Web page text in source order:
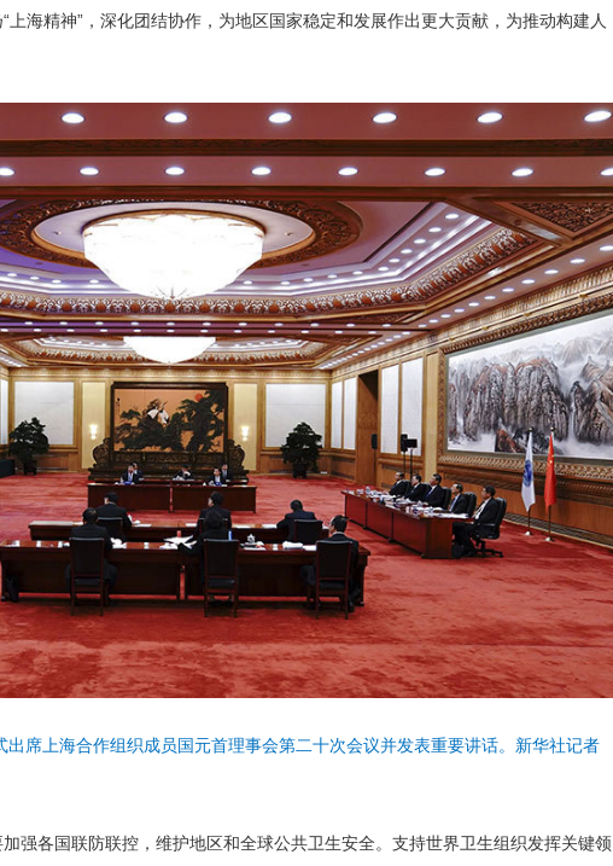
海精神”，深化团结协作，为地区国家稳定和发展作出更大贡献，为推动构建人
席上海合作组织成员国元首理事会第二十次会议并发表重要讲话。新华社记者
强各国联防联控，维护地区和全球公共卫生安全。支持世界卫生组织发挥关键领